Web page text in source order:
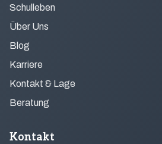
Schulleben
Über Uns
Blog
Karriere
Kontakt & Lage
Beratung
Kontakt